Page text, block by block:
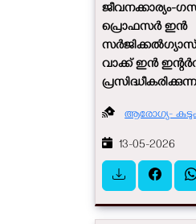
ജീവനക്കാര്യം-
പ്രൊഫസർ ഇൻ
വാക്ക് ഇൻ
ആരോഗ്യ-
13-05-2026